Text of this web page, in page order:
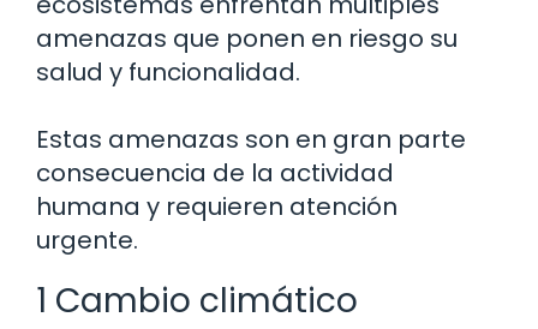
amenazas que ponen en riesgo su
salud y funcionalidad.
Estas amenazas son en gran parte
consecuencia de la actividad
humana y requieren atención
urgente.
1 Cambio climático